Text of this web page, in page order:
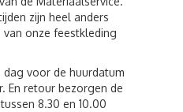
zijn heel anders
onze feestkleding
voor de huurdatum
En retour bezorgen de
8.30 en 10.00